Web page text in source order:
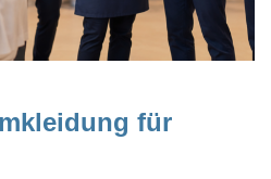
für